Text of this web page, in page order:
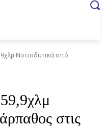
Νοτιοδυτικά από
στις